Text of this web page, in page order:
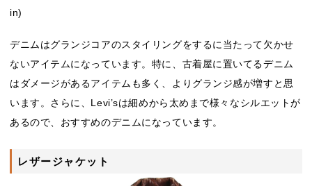
in)
デニムはグランジコアのスタイリングをするに当たって欠かせ
ないアイテムになっています。特に、古着屋に置いてるデニム
はダメージがあるアイテムも多く、よりグランジ感が増すと思
います。さらに、Levi’sは細めから太めまで様々なシルエットが
あるので、おすすめのデニムになっています。
レザージャケット